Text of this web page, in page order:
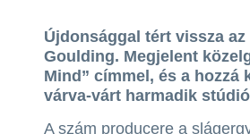
Újdonsággal tért vissza
Goulding. Megjelent
Mind” címmel, és a hozzá
várva-várt harmadik
A szám producere a